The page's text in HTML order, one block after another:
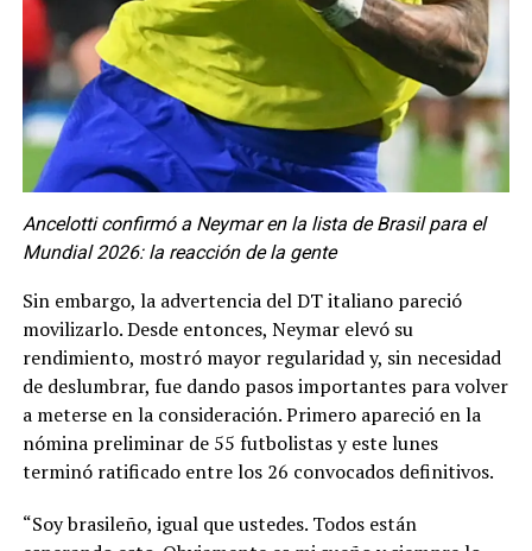
Ancelotti confirmó a Neymar en la lista de Brasil para el
Mundial 2026: la reacción de la gente
Sin embargo, la advertencia del DT italiano pareció
movilizarlo. Desde entonces, Neymar elevó su
rendimiento, mostró mayor regularidad y, sin necesidad
de deslumbrar, fue dando pasos importantes para volver
a meterse en la consideración. Primero apareció en la
nómina preliminar de 55 futbolistas y este lunes
terminó ratificado entre los 26 convocados definitivos.
“Soy brasileño, igual que ustedes. Todos están